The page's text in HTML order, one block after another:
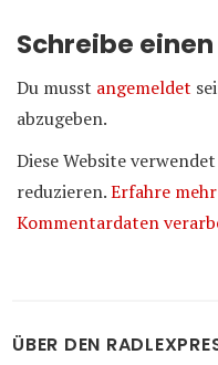
Schreibe
Du musst angemeldet
abzugeben.
Diese Website
reduzieren.Erfahre
Kommentardaten
ÜBER DEN